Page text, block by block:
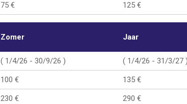
75 € 125 €
Zomer Jaar
( 1/4/26 - 30/9/26 ) ( 1/4/26 - 31/3/27 )
100 € 135 €
230 € 290 €